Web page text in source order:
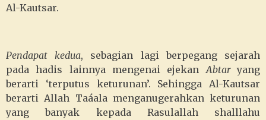
Al-Kautsar.
Pendapat kedua, sebagian lagi berpegang sejarah
pada hadis lainnya mengenai ejekanAbtaryang
berarti ‘terputus keturunan’. Sehingga Al-Kautsar
berarti Allah Taáala menganugerahkan keturunan
yang banyak kepada Rasulallah shalllahu